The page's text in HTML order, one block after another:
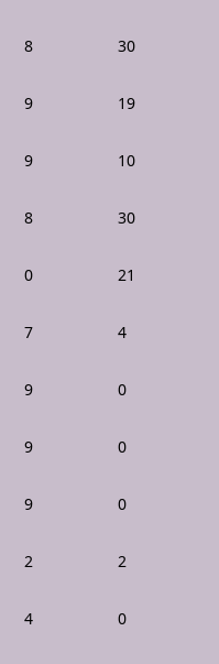
8 30
9 19
9 10
8 30
0 21
7 4
9 0
9 0
9 0
2 2
4 0